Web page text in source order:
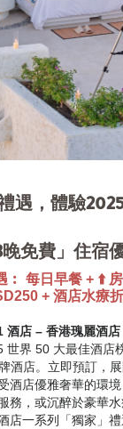
遇，體驗
免費」住宿
︰ 每日早餐 + ⬆️
+ 酒店水療
酒店 – 香港瑰麗酒
世界 50 大最佳酒店
酒店。 立即預訂，
酒店優雅奢華的環
務，或沉醉於豪華
店一系列「獨家」禮